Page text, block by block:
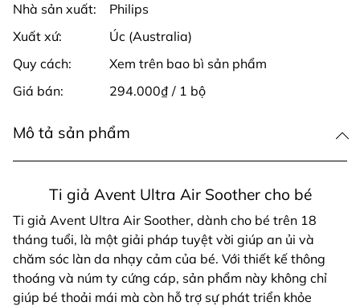
Nhà sản xuất:
Philips
Xuất xứ:
Úc (Australia)
Quy cách:
Xem trên bao bì sản phẩm
Giá bán:
294.000₫ / 1 bộ
Mô tả sản phẩm
Ti giả Avent Ultra Air Soother cho bé
Ti giả Avent Ultra Air Soother, dành cho bé trên 18
tháng tuổi, là một giải pháp tuyệt vời giúp an ủi và
chăm sóc làn da nhạy cảm của bé. Với thiết kế thông
thoáng và núm ty cứng cáp, sản phẩm này không chỉ
giúp bé thoải mái mà còn hỗ trợ sự phát triển khỏe